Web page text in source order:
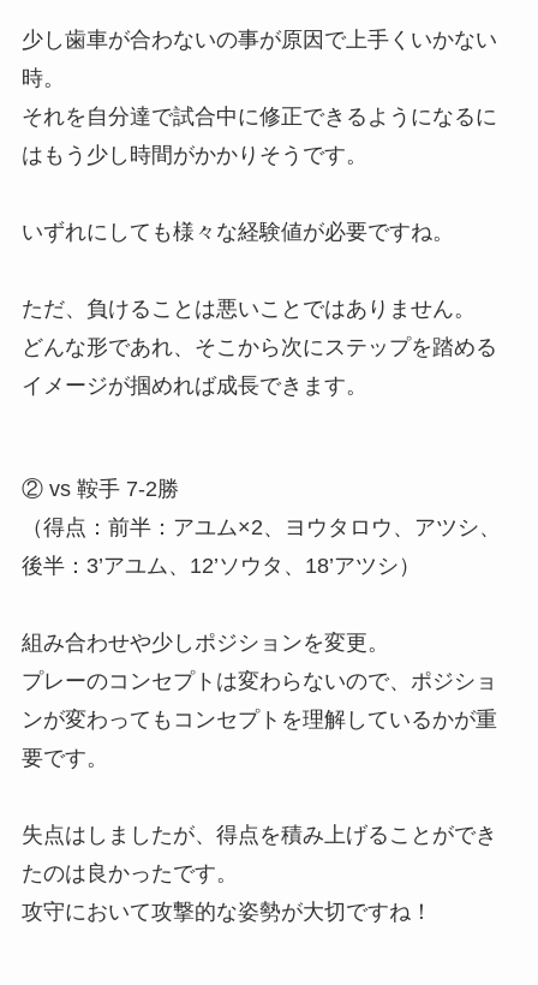
少し歯車が合わないの事が原因で上手くいかない
時。
それを自分達で試合中に修正できるようになるに
はもう少し時間がかかりそうです。
いずれにしても様々な経験値が必要ですね。
ただ、負けることは悪いことではありません。
どんな形であれ、そこから次にステップを踏める
イメージが掴めれば成長できます。
② vs 鞍手 7-2勝
（得点：前半：アユム×2、ヨウタロウ、アツシ、
後半：3’アユム、12’ソウタ、18’アツシ）
組み合わせや少しポジションを変更。
プレーのコンセプトは変わらないので、ポジショ
ンが変わってもコンセプトを理解しているかが重
要です。
失点はしましたが、得点を積み上げることができ
たのは良かったです。
攻守において攻撃的な姿勢が大切ですね！